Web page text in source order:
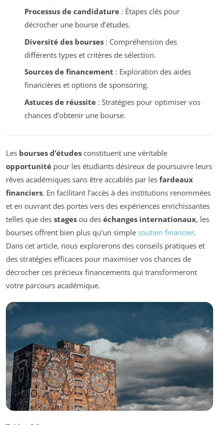
Processus de candidature: Étapes clés pour
décrocher une bourse d’études.
Diversité des bourses: Compréhension des
différents types et critères de sélection.
Sources de financement : Exploration des aides
financières et options de sponsoring.
Astuces de réussite: Stratégies pour optimiser vos
chances d’obtenir une bourse.
Les bourses d’études constituent une véritable
opportunité pour les étudiants désireux de poursuivre leurs
rêves académiques sans être accablés par les fardeaux
financiers. En facilitant l’accès à des institutions renommées
et en ouvrant des portes vers des expériences enrichissantes
telles que des stages ou des échanges internationaux, les
bourses offrent bien plus qu’un simple soutien financier.
Dans cet article, nous explorerons des conseils pratiques et
des stratégies efficaces pour maximiser vos chances de
décrocher ces précieux financements qui transformeront
votre parcours académique.